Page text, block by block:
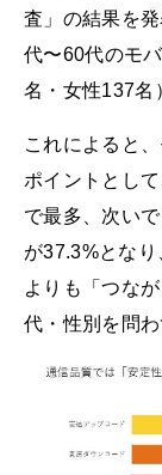
査」の結果を
代〜60代のモ
名・女性137名
これによると
ポイントとし
で最多、次い
が37.3%とな
よりも「つな
代・性別を問